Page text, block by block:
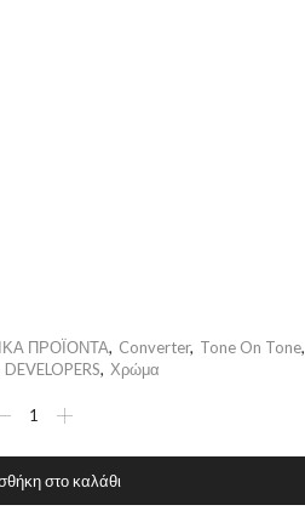
ΠΡΟΪΟΝΤΑ, Converter, Tone On Tone,
, Χρώμα
στο καλάθι